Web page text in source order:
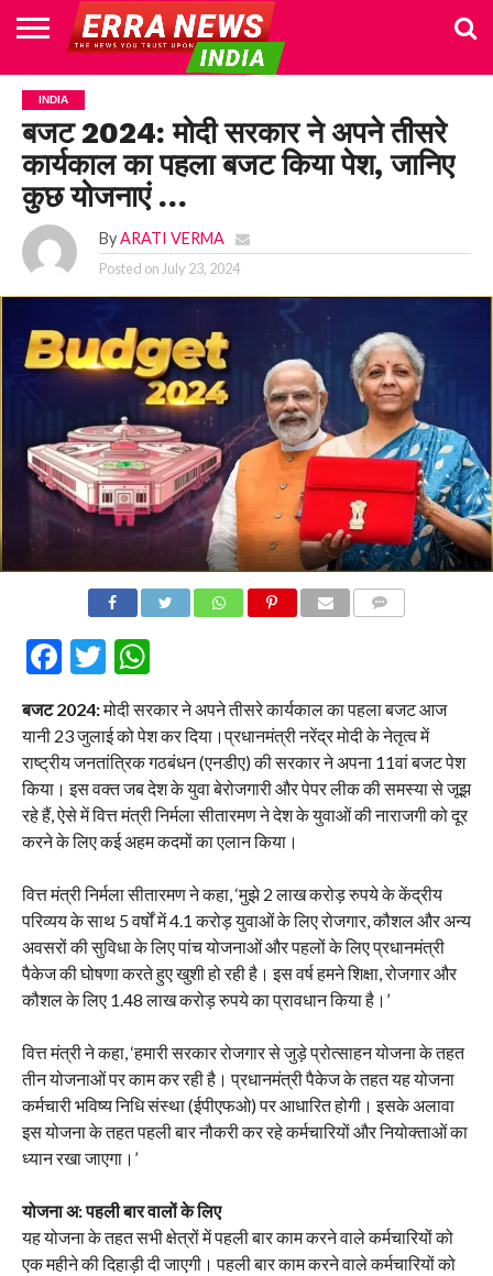
HOME
POLITICS
NEWS
BUSINESS
CULTURE
NATIONAL
SPORTS
LIFESTYLE
TRAVEL
OPINION
BREAKING
NEWS
ENTERTAINMENT
WORLD
CRIME
JOIN
US
INDIA
बजट 2024: मोदी सरकार ने अपने तीसरे
कार्यकाल का पहला बजट किया पेश, जानिए
कुछ योजनाएं …
By ARATI VERMA
Posted on July 23, 2024
Facebook
Twitter
WhatsApp
बजट 2024:मोदी सरकार ने अपने तीसरे कार्यकाल का पहला बजट आज
यानी 23 जुलाई को पेश कर दिया।प्रधानमंत्री नरेंद्र मोदी के नेतृत्व में
राष्ट्रीय जनतांत्रिक गठबंधन (एनडीए) की सरकार ने अपना 11वां बजट पेश
किया। इस वक्त जब देश के युवा बेरोजगारी और पेपर लीक की समस्या से जूझ
रहे हैं, ऐसे में वित्त मंत्री निर्मला सीतारमण ने देश के युवाओं की नाराजगी को दूर
करने के लिए कई अहम कदमों का एलान किया।
वित्त मंत्री निर्मला सीतारमण ने कहा, ‘मुझे 2 लाख करोड़ रुपये के केंद्रीय
परिव्यय के साथ 5 वर्षों में 4.1 करोड़ युवाओं के लिए रोजगार, कौशल और अन्य
अवसरों की सुविधा के लिए पांच योजनाओं और पहलों के लिए प्रधानमंत्री
पैकेज की घोषणा करते हुए खुशी हो रही है। इस वर्ष हमने शिक्षा, रोजगार और
कौशल के लिए 1.48 लाख करोड़ रुपये का प्रावधान किया है।’
वित्त मंत्री ने कहा, ‘हमारी सरकार रोजगार से जुड़े प्रोत्साहन योजना के तहत
तीन योजनाओं पर काम कर रही है। प्रधानमंत्री पैकेज के तहत यह योजना
कर्मचारी भविष्य निधि संस्था (ईपीएफओ) पर आधारित होगी। इसके अलावा
इस योजना के तहत पहली बार नौकरी कर रहे कर्मचारियों और नियोक्ताओं का
ध्यान रखा जाएगा।’
योजना अ: पहली बार वालों के लिए
यह योजना के तहत सभी क्षेत्रों में पहली बार काम करने वाले कर्मचारियों को
एक महीने की दिहाड़ी दी जाएगी। पहली बार काम करने वाले कर्मचारियों को